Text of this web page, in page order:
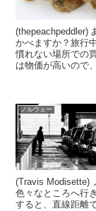
(thepeachpeddler)
かべますか？旅行
慣れない場所での
は物価が高いので
ノルウェー
(Travis Modisette)
色々なところへ行
すると、直線距離